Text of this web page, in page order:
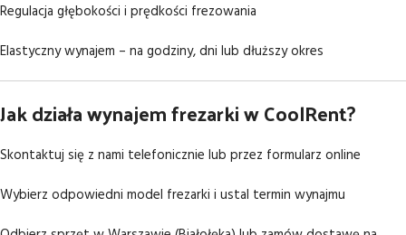
Regulacja głębokości i prędkości frezowania
Elastyczny wynajem – na godziny, dni lub dłuższy okres
Jak działa wynajem frezarki w CoolRent?
Skontaktuj się z nami telefonicznie lub przez formularz online
Wybierz odpowiedni model frezarki i ustal termin wynajmu